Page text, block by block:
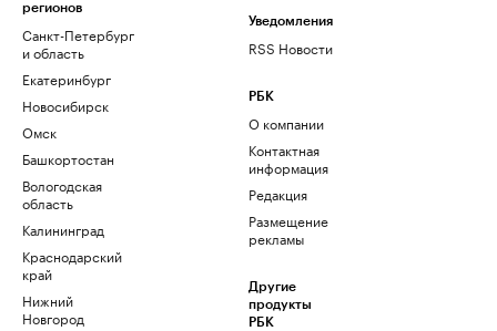
регионов
Санкт-Петербург
и область
Екатеринбург
Новосибирск
Омск
Башкортостан
Вологодская
область
Калининград
Краснодарский
край
Нижний
Новгород
Уведомления
RSS Новости
РБК
О компании
Контактная
информация
Редакция
Размещение
рекламы
Другие
продукты
РБК